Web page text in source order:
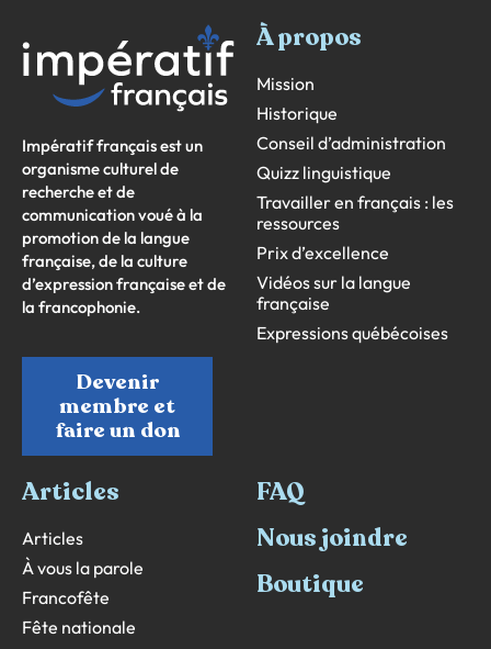
Impératif français est un
organisme culturel de
recherche et de
communication voué à la
promotion de la langue
française, de la culture
d’expression française et de
la francophonie.
Devenir
membre et
faire un don
À propos
Mission
Historique
Conseil d’administration
Quizz linguistique
Travailler en français : les
ressources
Prix d’excellence
Vidéos sur la langue
française
Expressions québécoises
Articles
Articles
À vous la parole
Francofête
Fête nationale
FAQ
Nous joindre
Boutique